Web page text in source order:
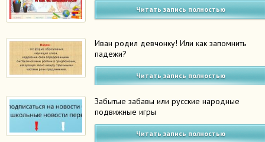
Читать запись полностью
Иван родил девчонку! Или как запомнить
падежи?
Читать запись полностью
Забытые забавы или русские народные
подвижные игры
Читать запись полностью